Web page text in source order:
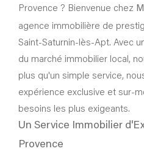
Provence ? Bienvenue chez
agence immobilière de
Saint-Saturnin-lès-Apt. Avec
du marché immobilier local,
plus qu'un simple service,
expérience exclusive et sur-
besoins les plus exigeants.
Un Service Immobilier
Provence